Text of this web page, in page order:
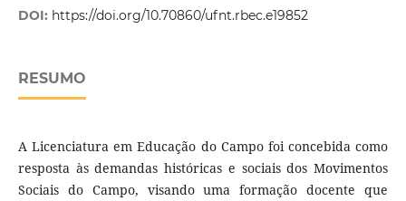
DOI: https://doi.org/10.70860/ufnt.rbec.e19852
RESUMO
A Licenciatura em Educação do Campo foi concebida como
resposta às demandas históricas e sociais dos Movimentos
Sociais do Campo, visando uma formação docente que